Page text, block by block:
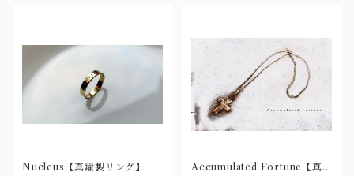
Nucleus【真鍮製リング】
Accumulated Fortune【真